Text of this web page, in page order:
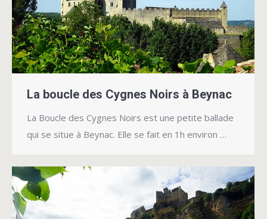
La boucle des Cygnes Noirs à Beynac
La Boucle des Cygnes Noirs est une petite ballade
qui se situe à Beynac. Elle se fait en 1h environ …